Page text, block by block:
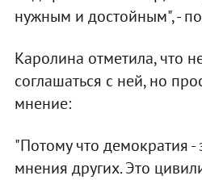
нужным и достойным", -
Каролина отметила, что
соглашаться с ней, но
мнение:
"Потому что демократия -
мнения других. Это